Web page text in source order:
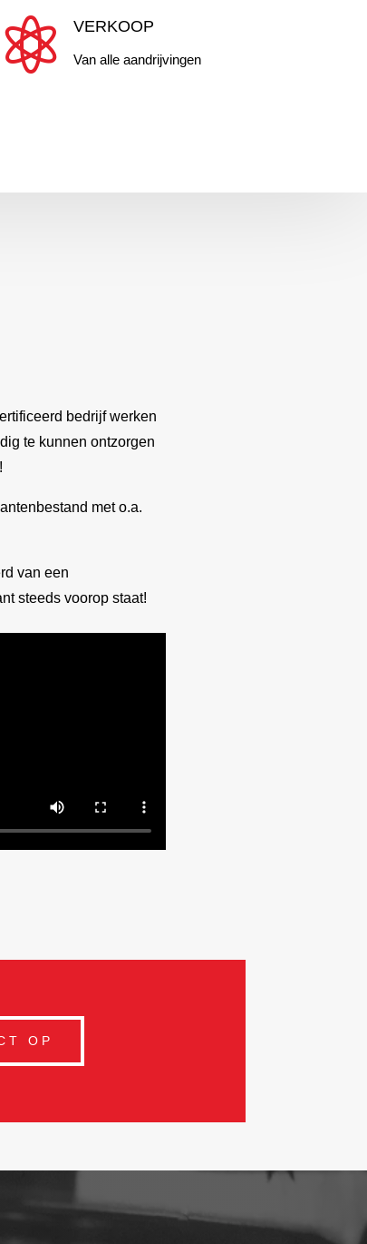
 VERKOOP
Van alle aandrijvingen
bedrijf werken
te kunnen ontzorgen
met o.a.
van een
steeds voorop staat!
OP